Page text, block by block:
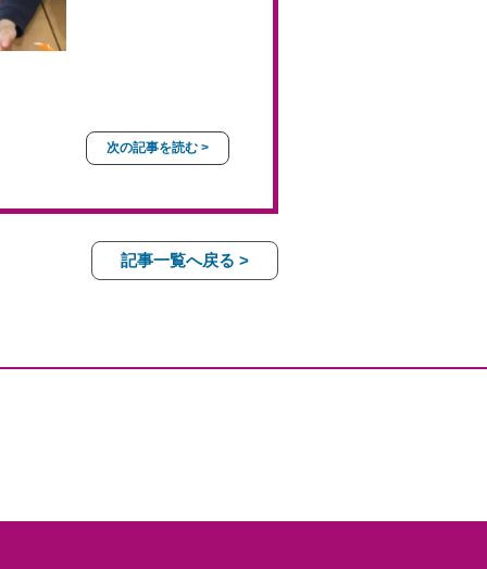
次の記事を読む >
記事一覧へ戻る >